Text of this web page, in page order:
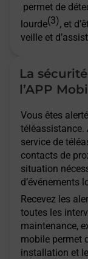
permet de
lourde(3), et
veille et
La
l’APP
Vous êtes
téléassistance.
service de
contacts de
situation
d’événements
Recevez les
toutes les
maintenance,
mobile permet
installation et